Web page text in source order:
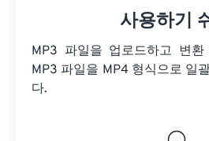
사용하기
MP3 파일을 업로드하고 변환
MP3 파일을 MP4 형식으로 일
다.